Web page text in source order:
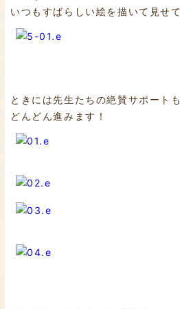
いつもすばらしい絵を描いて見せ
ときには先生たちの絶賛サポー
どんどん進みます！